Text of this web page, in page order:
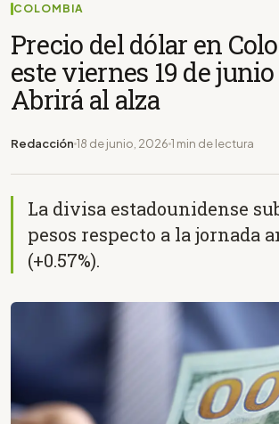
COLOMBIA
Precio del dólar en
este viernes 19 de junio
Abrirá al alza
Redacción 18 de junio, 2026 1 min de lectura
La divisa estadounidense
pesos respecto a la jornada
(+0.57%).